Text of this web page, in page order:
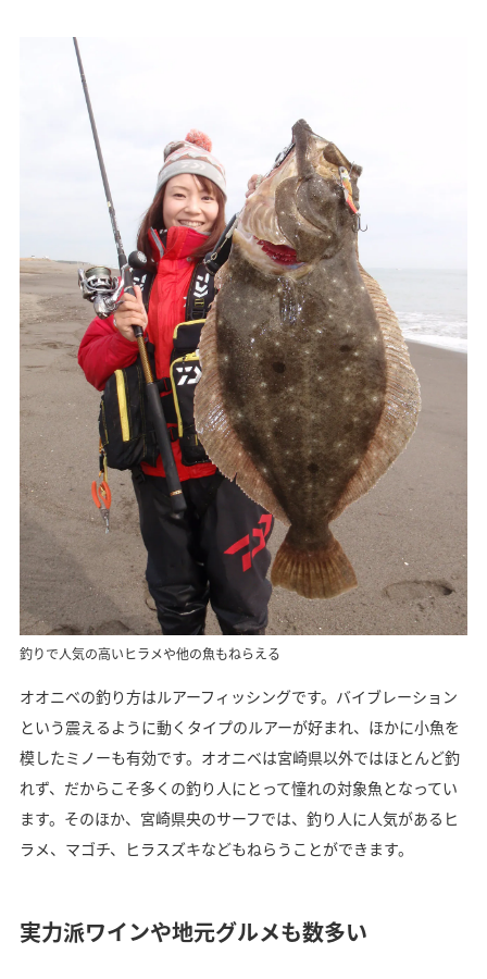
釣りで人気の高いヒラメや他の魚もねらえる
オオニベの釣り方はルアーフィッシングです。バイブレーション
という震えるように動くタイプのルアーが好まれ、ほかに小魚を
模したミノーも有効です。オオニベは宮崎県以外ではほとんど釣
れず、だからこそ多くの釣り人にとって憧れの対象魚となってい
ます。そのほか、宮崎県央のサーフでは、釣り人に人気があるヒ
ラメ、マゴチ、ヒラスズキなどもねらうことができます。
実力派ワインや地元グルメも数多い